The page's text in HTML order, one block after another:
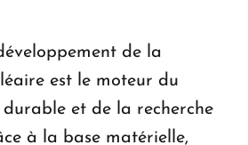
de la
est le moteur du
et de la recherche
à la base matérielle,